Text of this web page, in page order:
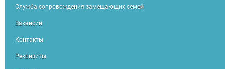
Служба сопровождения замещающих семей
Вакансии
Контакты
Реквизиты